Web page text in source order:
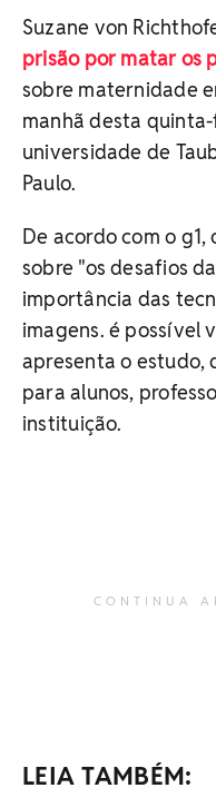
Suzane von
prisão por matar os
sobre maternidade
manhã desta
universidade de
Paulo.
De acordo com o
sobre "os desafios
importância das
imagens. é possível
apresenta o estudo,
para alunos,
instituição.
CONTINUA
LEIA TAMBÉM: